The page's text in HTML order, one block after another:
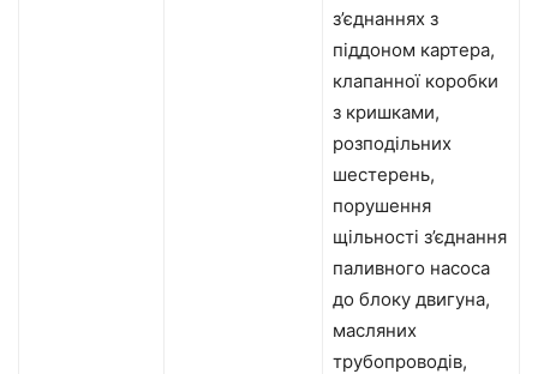
з’єднаннях з
піддоном картера,
клапанної коробки
з кришками,
розподільних
шестерень,
порушення
щільності з’єднання
паливного насоса
до блоку двигуна,
масляних
трубопроводів,